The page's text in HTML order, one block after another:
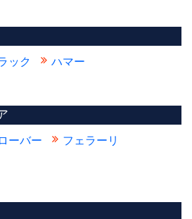
ック ハマー
ーバー
フェラーリ